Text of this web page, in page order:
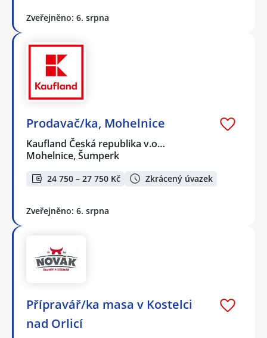
Zveřejněno: 6. srpna
Prodavač/ka, Mohelnice
Kaufland Česká republika v.o…
Mohelnice, Šumperk
24 750 – 27 750 Kč Zkrácený úvazek
Zveřejněno: 6. srpna
Přípravář/ka masa v Kostelci
nad Orlicí